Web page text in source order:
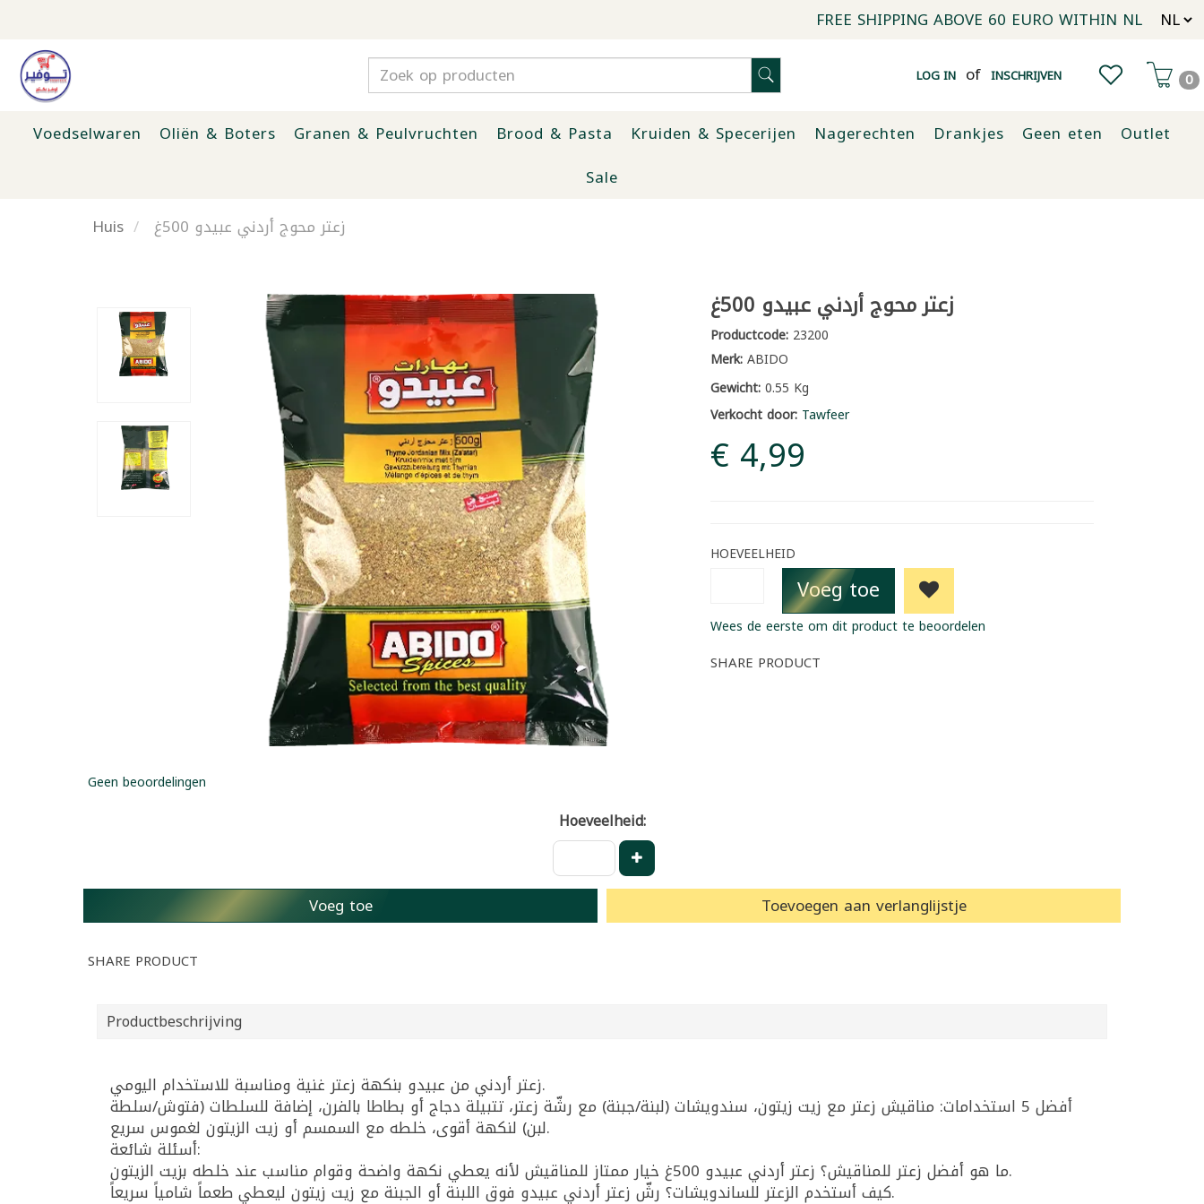
FREE SHIPPING ABOVE 60 EURO WITHIN NL
LOG IN of INSCHRIJVEN 0
Voedselwaren Oliën & Boters Granen & Peulvruchten Brood & Pasta Kruiden & Specerijen Nagerechten Drankjes Geen eten
Outlet
Sale
Huis
زعتر محوج أردني عبيدو 500غ
زعتر محوج أردني عبيدو 500غ
Productcode:23200
Merk:ABIDO
Gewicht:0.55 Kg
Verkocht door: Tawfeer
€ 4,99
HOEVEELHEID
Voeg toe
Wees de eerste om dit product te beoordelen
SHARE PRODUCT
Geen beoordelingen
Hoeveelheid:
Voeg toe Toevoegen aan verlanglijstje
SHARE PRODUCT
Productbeschrijving
زعتر أردني من عبيدو بنكهة زعتر غنية ومناسبة للاستخدام اليومي.
أفضل 5 استخدامات: مناقيش زعتر مع زيت زيتون، سندويشات (لبنة/جبنة) مع رشّة زعتر، تتبيلة دجاج أو بطاطا بالفرن، إضافة للسلطات (فتوش/سلطة
لبن) لنكهة أقوى، خلطه مع السمسم أو زيت الزيتون لغموس سريع.
أسئلة شائعة:
ما هو أفضل زعتر للمناقيش؟ زعتر أردني عبيدو 500غ خيار ممتاز للمناقيش لأنه يعطي نكهة واضحة وقوام مناسب عند خلطه بزيت الزيتون.
كيف أستخدم الزعتر للساندويشات؟ رشّ زعتر أردني عبيدو فوق اللبنة أو الجبنة مع زيت زيتون ليعطي طعماً شامياً سريعاً.